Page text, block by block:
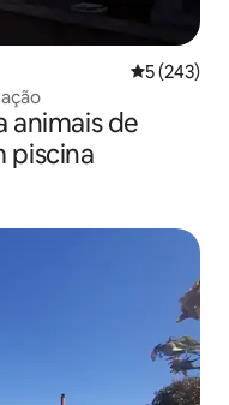
5 (243)
animais de
piscina